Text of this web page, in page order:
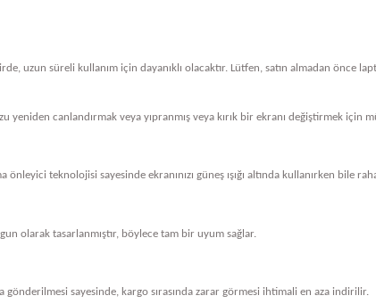
uzun süreli kullanım için dayanıklı olacaktır. Lütfen, satın almadan önce
canlandırmak veya yıpranmış veya kırık bir ekranı değiştirmek için
teknolojisi sayesinde ekranınızı güneş ışığı altında kullanırken bile
olarak tasarlanmıştır, böylece tam bir uyum sağlar.
sayesinde, kargo sırasında zarar görmesi ihtimali en aza indirilir.